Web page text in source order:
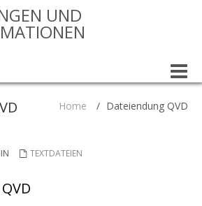
UND
Toggle
Home / Dateiendung QVD
TEXTDATEIEN